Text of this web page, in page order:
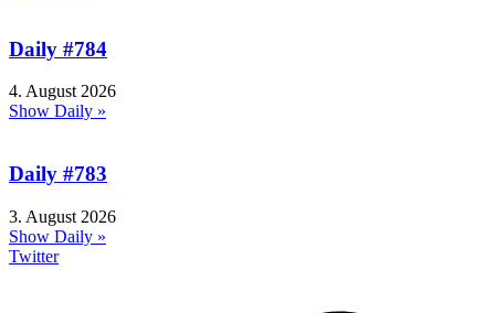
Daily #784
4. August 2026
Show Daily »
Daily #783
3. August 2026
Show Daily »
Twitter